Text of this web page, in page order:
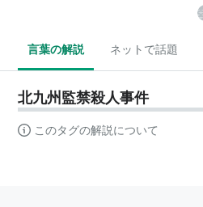
言葉の解説 ネットで話題
北九州監禁殺人事件
このタグの解説について